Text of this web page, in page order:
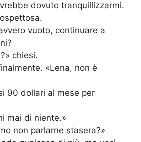
dovuto tranquillizzarmi.
vuoto, continuare a
chiesi.
«Lena, non è
90 dollari al mese per
mai di niente.»
non parlarne stasera?»